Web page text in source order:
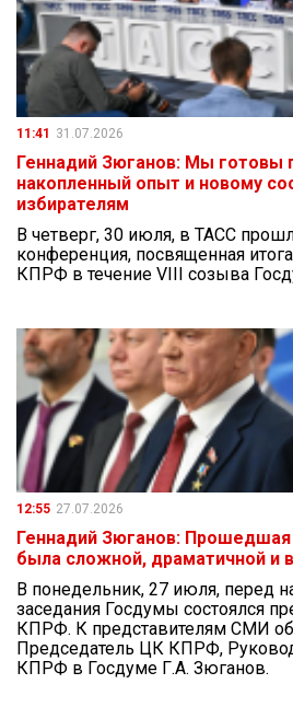
11:41 31.07.2026
Геннадий Зюганов: Мы готовы
накопленный опыт и новому
избирателям
В четверг, 30 июля, в ТАСС
конференция, посвященная
КПРФ в течение VIII созыва
12:55 27.07.2026
Геннадий Зюганов:
была сложной, драматичной и
В понедельник, 27 июля, перед
заседания Госдумы состоялся
КПРФ. К представителям СМИ
Председатель ЦК КПРФ,
КПРФ в Госдуме Г.А. Зюганов.